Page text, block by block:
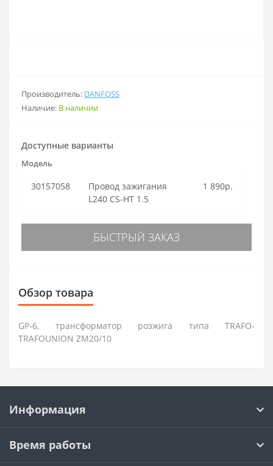
Производитель: DANFOSS
Наличие: В наличии
Доступные варианты
Модель
30157058
Провод зажигания
L240 CS-HT 1.5
1 890р.
БЫСТРЫЙ ЗАКАЗ
Обзор товара
GP-6, трансформатор розжига типа TRAFO-
TRAFOUNION ZM20/10
Информация
Время работы